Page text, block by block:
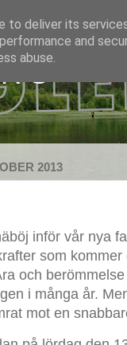
S
2013
inför vår nya
som
och
i många år.
mot en
to deliver its
and
abuse.